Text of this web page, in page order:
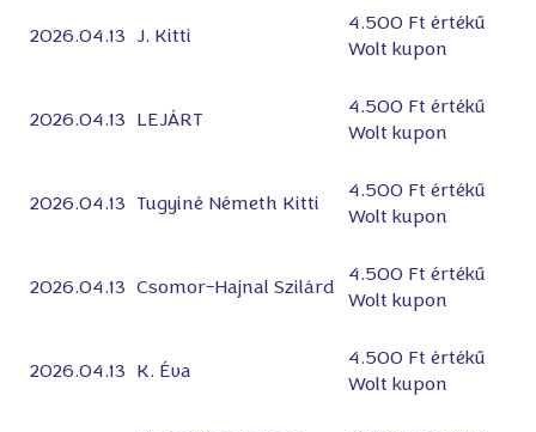
2026.04.13 J. Kitti
4.500 Ft értékű
Wolt kupon
2026.04.13 LEJÁRT
4.500 Ft értékű
Wolt kupon
2026.04.13 Tugyiné Németh Kitti
4.500 Ft értékű
Wolt kupon
2026.04.13 Csomor-Hajnal Szilárd
4.500 Ft értékű
Wolt kupon
2026.04.13 K. Éva
4.500 Ft értékű
Wolt kupon